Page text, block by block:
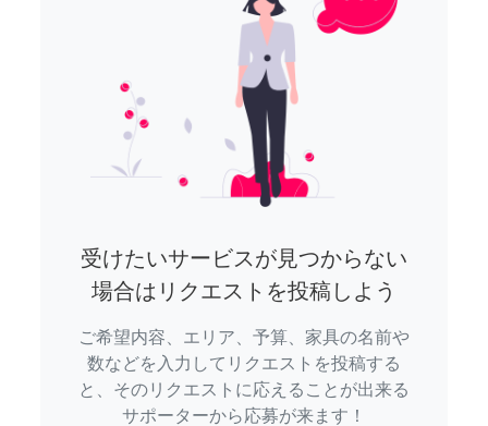
受けたいサービスが見つからない
場合はリクエストを投稿しよう
ご希望内容、エリア、予算、家具の名前や
数などを入力してリクエストを投稿する
と、そのリクエストに応えることが出来る
サポーターから応募が来ます！